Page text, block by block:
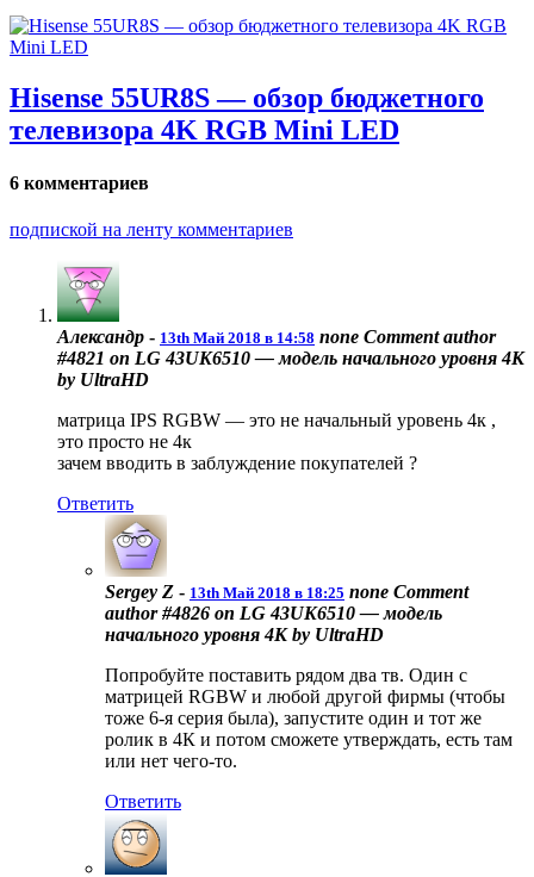
Hisense 55UR8S — обзор бюджетного
телевизора 4K RGB Mini LED
6 комментариев
подпиской на ленту комментариев
Александр - 13th Май 2018 в 14:58 none Comment author
#4821 on LG 43UK6510 — модель начального уровня 4К
by UltraHD
матрица IPS RGBW — это не начальный уровень 4к ,
это просто не 4к
зачем вводить в заблуждение покупателей ?
Ответить
Sergey Z - 13th Май 2018 в 18:25 none Comment
author #4826 on LG 43UK6510 — модель
начального уровня 4К by UltraHD
Попробуйте поставить рядом два тв. Один с
матрицей RGBW и любой другой фирмы (чтобы
тоже 6-я серия была), запустите один и тот же
ролик в 4К и потом сможете утверждать, есть там
или нет чего-то.
Ответить